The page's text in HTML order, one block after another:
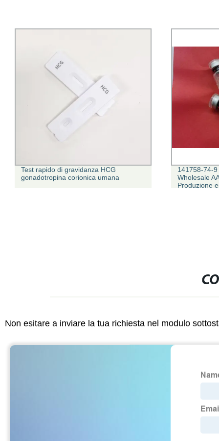
Test rapido di gravidanza HCG
gonadotropina corionica umana
141758-74-
Wholesale
Produzione
Non esitare a inviare la tua richiesta nel modulo